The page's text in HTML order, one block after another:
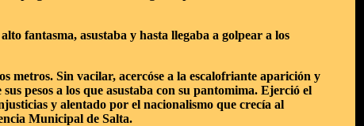
fantasma, asustaba y hasta llegaba a golpear a los
metros. Sin vacilar, acercóse a la escalofriante aparición y
pesos a los que asustaba con su pantomima. Ejerció el
y alentado por el nacionalismo que crecía al
Municipal de Salta.